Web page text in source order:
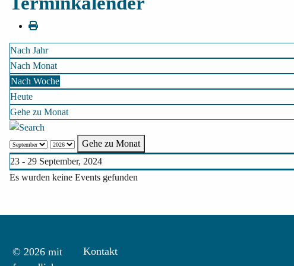
Nach Jahr
Nach Monat
Nach Woche
Heute
Gehe zu Monat
Gehe zu Monat
23 - 29 September, 2024
Es wurden keine Events gefunden
© 2026 mit
Kontakt